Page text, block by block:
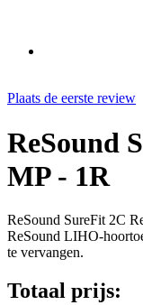
Plaats de eerste review
ReSound
MP - 1R
ReSound SureFit 2C
ReSound LIHO-
te vervangen.
Totaal prijs: